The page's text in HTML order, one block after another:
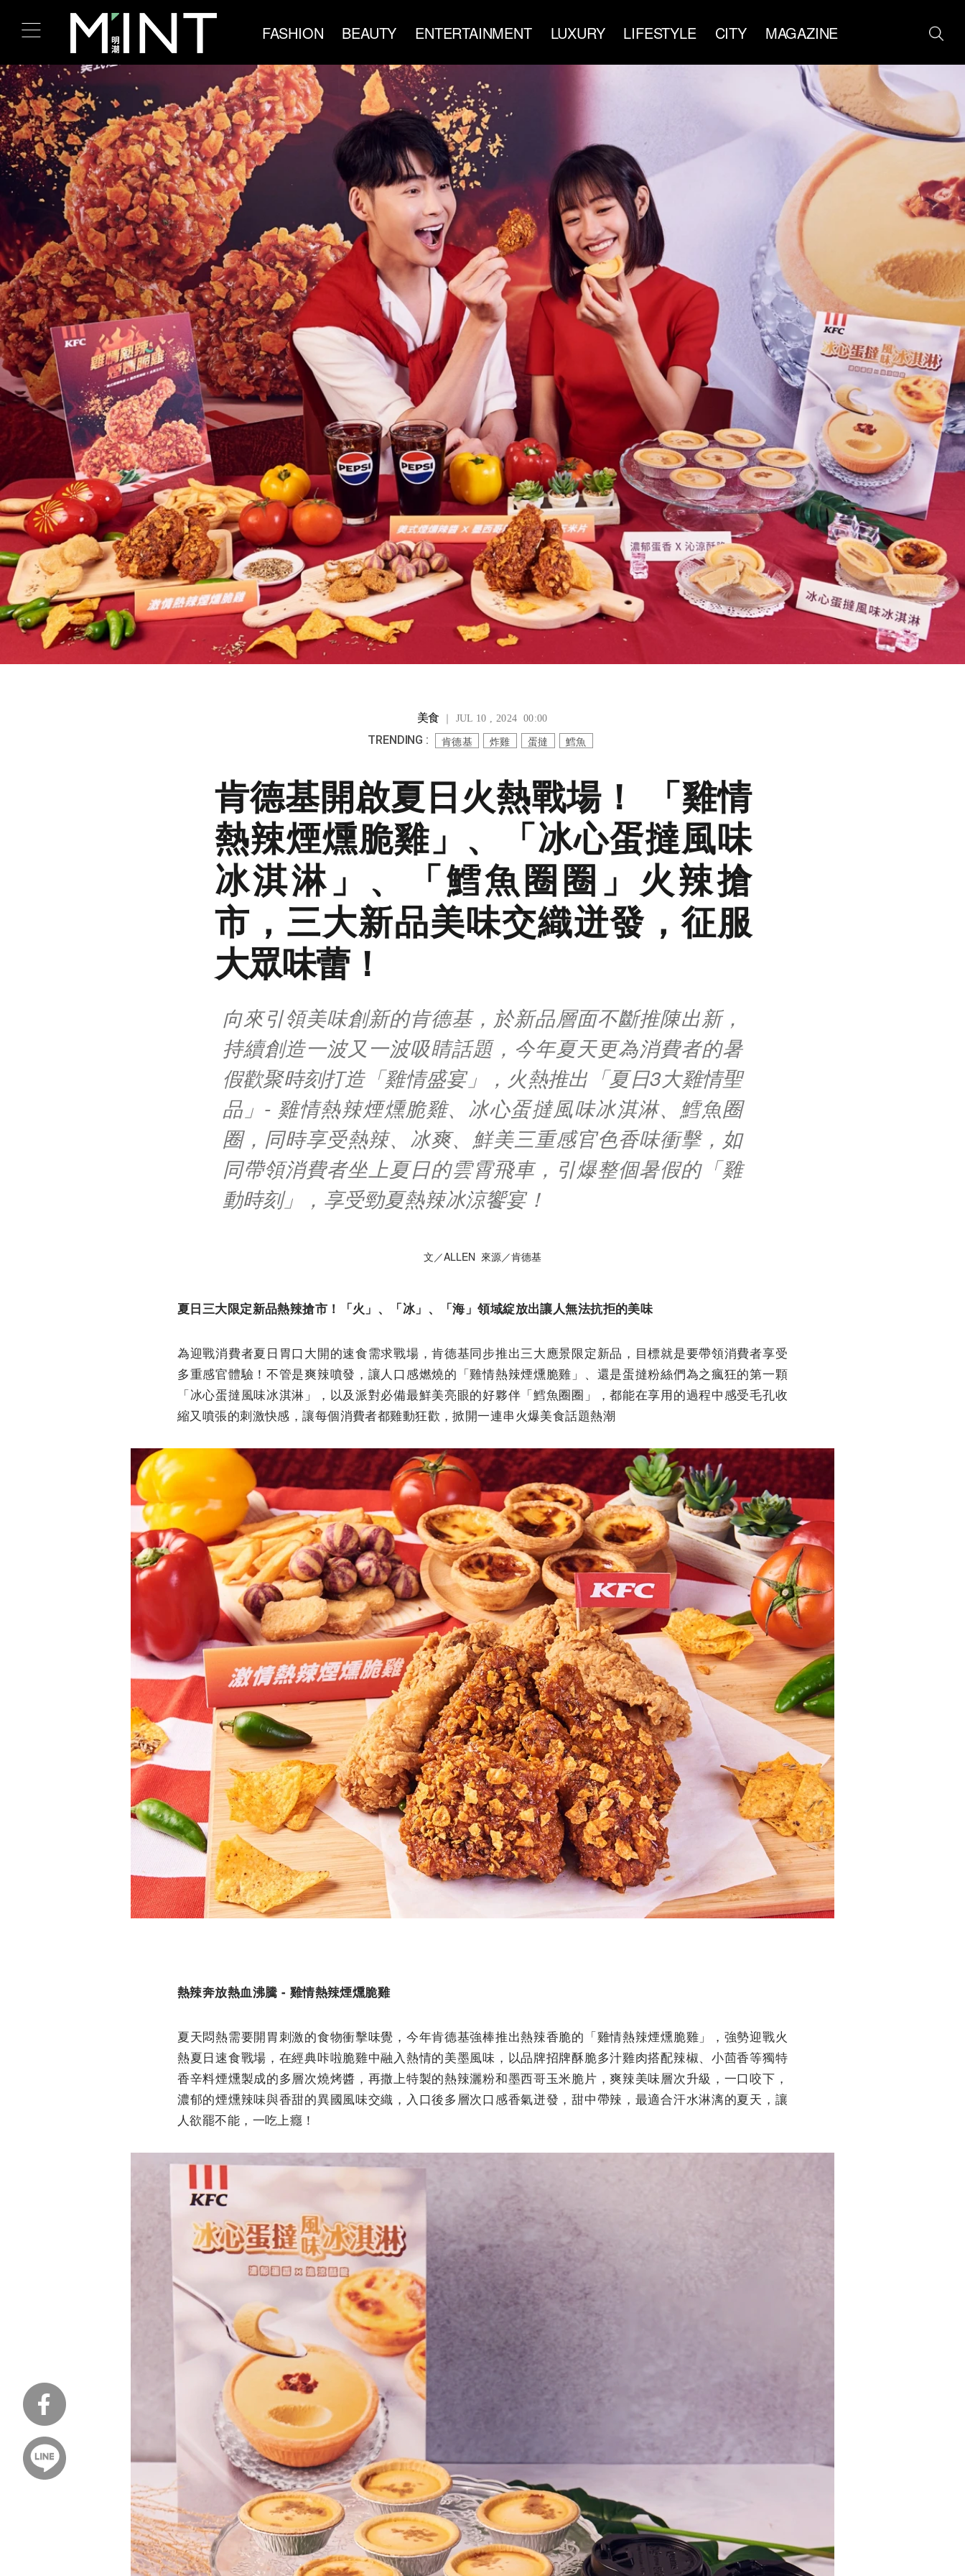
FASHION BEAUTY ENTERTAINMENT LUXURY LIFESTYLE CITY MAGAZINE
美食 ｜ JUL 10 , 2024 00:00
TRENDING : 肯德基 炸雞 蛋撻 鱈魚
肯德基開啟夏日火熱戰場！ 「雞情
熱辣煙燻脆雞」、「冰心蛋撻風味
冰淇淋」、「鱈魚圈圈」火辣搶
市，三大新品美味交織迸發，征服
大眾味蕾！
向來引領美味創新的肯德基，於新品層面不斷推陳出新，
持續創造一波又一波吸睛話題，今年夏天更為消費者的暑
假歡聚時刻打造「雞情盛宴」，火熱推出「夏日3大雞情聖
品」- 雞情熱辣煙燻脆雞、冰心蛋撻風味冰淇淋、鱈魚圈
圈，同時享受熱辣、冰爽、鮮美三重感官色香味衝擊，如
同帶領消費者坐上夏日的雲霄飛車，引爆整個暑假的「雞
動時刻」，享受勁夏熱辣冰涼饗宴！
文／ALLEN 來源／肯德基
夏日三大限定新品熱辣搶市！「火」、「冰」、「海」領域綻放出讓人無法抗拒的美味
為迎戰消費者夏日胃口大開的速食需求戰場，肯德基同步推出三大應景限定新品，目標就是要帶領消費者享受
多重感官體驗！不管是爽辣噴發，讓人口感燃燒的「雞情熱辣煙燻脆雞」、還是蛋撻粉絲們為之瘋狂的第一顆
「冰心蛋撻風味冰淇淋」，以及派對必備最鮮美亮眼的好夥伴「鱈魚圈圈」，都能在享用的過程中感受毛孔收
縮又噴張的刺激快感，讓每個消費者都雞動狂歡，掀開一連串火爆美食話題熱潮
熱辣奔放熱血沸騰 - 雞情熱辣煙燻脆雞
夏天悶熱需要開胃刺激的食物衝擊味覺，今年肯德基強棒推出熱辣香脆的「雞情熱辣煙燻脆雞」，強勢迎戰火
熱夏日速食戰場，在經典咔啦脆雞中融入熱情的美墨風味，以品牌招牌酥脆多汁雞肉搭配辣椒、小茴香等獨特
香辛料煙燻製成的多層次燒烤醬，再撒上特製的熱辣灑粉和墨西哥玉米脆片，爽辣美味層次升級，一口咬下，
濃郁的煙燻辣味與香甜的異國風味交織，入口後多層次口感香氣迸發，甜中帶辣，最適合汗水淋漓的夏天，讓
人欲罷不能，一吃上癮！